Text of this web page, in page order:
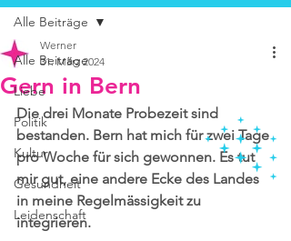
Alle Beiträge
Liebe
Politik
Kultur
Gesundheit
Leidenschaft
Alle Beiträge
Gern in Bern
Werner
31. März 2024
Die drei Monate Probezeit sind
bestanden. Bern hat mich für zwei Tage
pro Woche für sich gewonnen. Es tut
mir gut, eine andere Ecke des Landes
in meine Regelmässigkeit zu
integrieren.